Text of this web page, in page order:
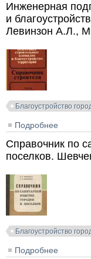
1930
Инженерная
и
Левинзон А.Л.,
Благоустройство
Подробнее
Справочник по
поселков.
Благоустройство
Подробнее